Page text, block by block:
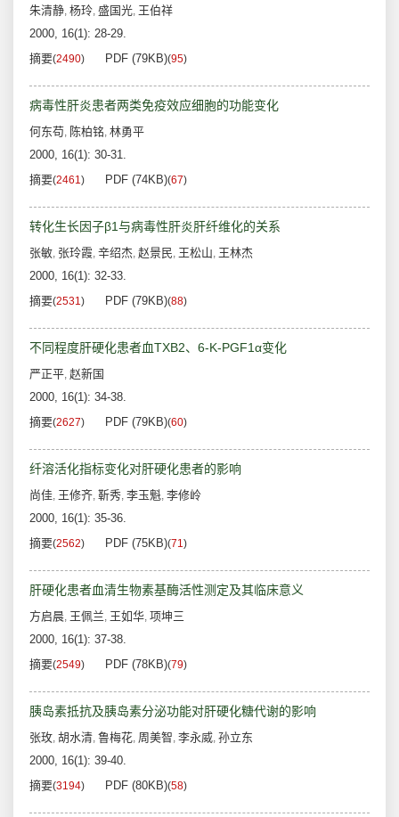
朱清静, 杨玲, 盛国光, 王伯祥
2000, 16(1): 28-29.
摘要(2490) PDF (79KB)(95)
病毒性肝炎患者两类免疫效应细胞的功能变化
何东苟, 陈柏铭, 林勇平
2000, 16(1): 30-31.
摘要(2461) PDF (74KB)(67)
转化生长因子β1与病毒性肝炎肝纤维化的关系
张敏, 张玲霞, 辛绍杰, 赵景民, 王松山, 王林杰
2000, 16(1): 32-33.
摘要(2531) PDF (79KB)(88)
不同程度肝硬化患者血TXB2、6-K-PGF1α变化
严正平, 赵新国
2000, 16(1): 34-38.
摘要(2627) PDF (79KB)(60)
纤溶活化指标变化对肝硬化患者的影响
尚佳, 王修齐, 靳秀, 李玉魁, 李修岭
2000, 16(1): 35-36.
摘要(2562) PDF (75KB)(71)
肝硬化患者血清生物素基酶活性测定及其临床意义
方启晨, 王佩兰, 王如华, 项坤三
2000, 16(1): 37-38.
摘要(2549) PDF (78KB)(79)
胰岛素抵抗及胰岛素分泌功能对肝硬化糖代谢的影响
张玫, 胡水清, 鲁梅花, 周美智, 李永威, 孙立东
2000, 16(1): 39-40.
摘要(3194) PDF (80KB)(58)